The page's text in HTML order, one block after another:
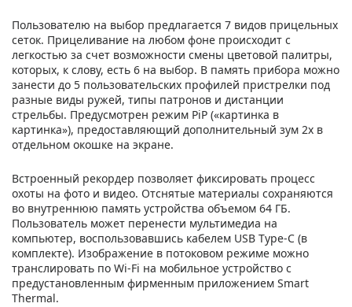
Пользователю на выбор предлагается 7 видов прицельных
сеток. Прицеливание на любом фоне происходит с
легкостью за счет возможности смены цветовой палитры,
которых, к слову, есть 6 на выбор. В память прибора можно
занести до 5 пользовательских профилей пристрелки под
разные виды ружей, типы патронов и дистанции
стрельбы. Предусмотрен режим PiP («картинка в
картинка»), предоставляющий дополнительный зум 2x в
отдельном окошке на экране.
Встроенный рекордер позволяет фиксировать процесс
охоты на фото и видео. Отснятые материалы сохраняются
во внутреннюю память устройства объемом 64 ГБ.
Пользователь может перенести мультимедиа на
компьютер, воспользовавшись кабелем USB Type-C (в
комплекте). Изображение в потоковом режиме можно
транслировать по Wi-Fi на мобильное устройство с
предустановленным фирменным приложением Smart
Thermal.